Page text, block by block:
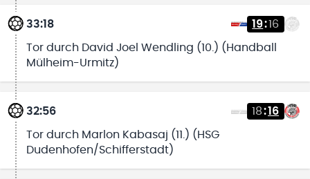
33:18 19:16
Tor durch David Joel Wendling (10.) (Handball
Mülheim-Urmitz)
32:56 18:16
Tor durch Marlon Kabasaj (11.) (HSG
Dudenhofen/Schifferstadt)